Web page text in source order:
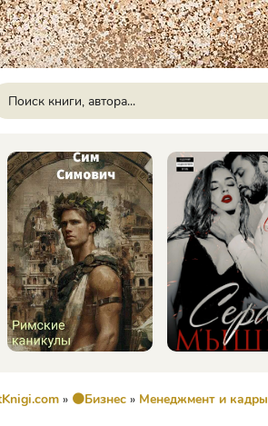
» 🟠Бизнес » Менеджмент и кадры